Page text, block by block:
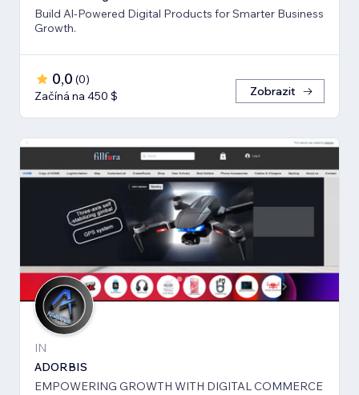
Build Al-Powered Digital Products for Smarter Business
Growth.
0,0 (0)
Začíná na 450 $
Zobrazit
IN
ADORBIS
EMPOWERING GROWTH WITH DIGITAL COMMERCE